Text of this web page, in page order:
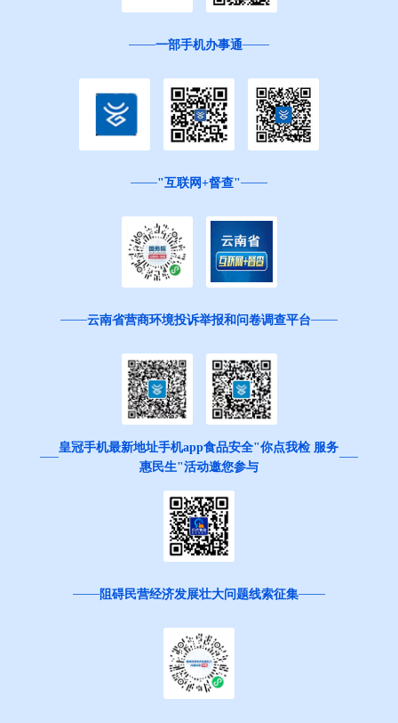
一部手机办事通
"互联网+督查"
云南省营商环境投诉举报和问卷调查平台
皇冠手机最新地址手机app食品安全"你点我检 服务
惠民生"活动邀您参与
阻碍民营经济发展壮大问题线索征集